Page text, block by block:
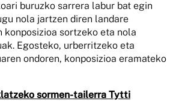
buruzko sarrera labur bat egin
nola jartzen diren landare
konposizioa sortzeko eta nola
Egosteko, urberritzeko eta
ondoren, konposizioa eramateko
sormen-tailerra Tytti